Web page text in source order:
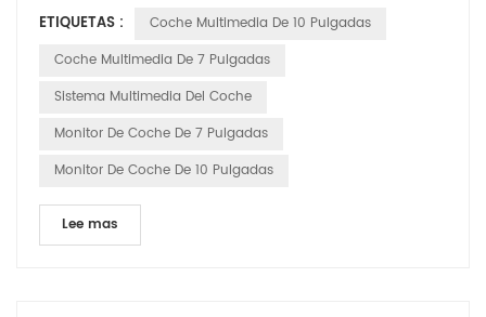
continuación se ofrece una descripción general de cómo
funcionan: Interfaz de usuario: los sistemas de
generalmente se mu...
ETIQUETAS :
Coche Multimedia De 10 Pulgadas
Coche Multimedia De 7 Pulgadas
Sistema Multimedia Del Coche
Monitor De Coche De 7 Pulgadas
Monitor De Coche De 10 Pulgadas
Lee mas